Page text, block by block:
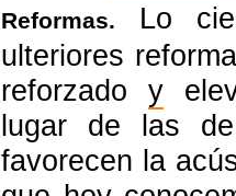
Reformas.
Lo
ulteriores
reforzado y
lugar de las
favorecen la